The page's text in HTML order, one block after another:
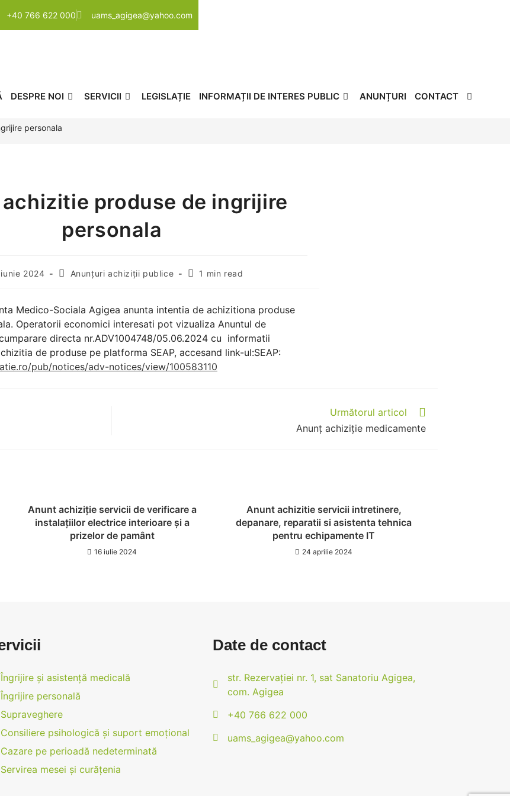
+40 766 622 000 uams_agigea@yahoo.com
DESPRE NOI SERVICII LEGISLAȚIE INFORMAȚII DE INTERES PUBLIC ANUNȚURI CONTACT
personala
produse de ingrijire
personala
2024 Anunțuri achiziții publice 1 min read
Medico-Sociala Agigea anunta intentia de achizitiona produse
Operatorii economici interesati pot vizualiza Anuntul de
directa nr.ADV1004748/05.06.2024 cu informatii
de produse pe platforma SEAP, accesand link-ul:SEAP:
pub/notices/adv-notices/view/100583110
Următorul articol
Anunț achiziție medicamente
Anunt achiziție servicii de verificare a
instalațiilor electrice interioare și a
prizelor de pamânt
16 iulie 2024
Anunt achizitie servicii intretinere,
depanare, reparatii si asistenta tehnica
pentru echipamente IT
24 aprilie 2024
Îngrijire și asistență medicală
Îngrijire personală
Supraveghere
Consiliere psihologică și suport emoțional
Cazare pe perioadă nedeterminată
Servirea mesei și curățenia
Date de contact
str. Rezervației nr. 1, sat Sanatoriu Agigea,
com. Agigea
+40 766 622 000
uams_agigea@yahoo.com